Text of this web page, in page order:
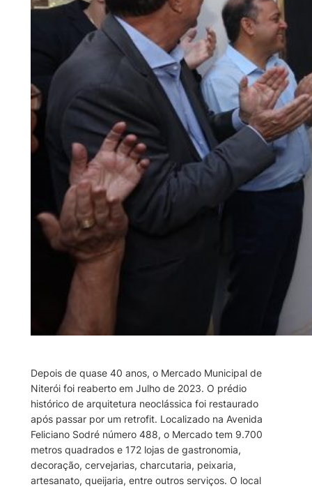
Depois de quase 40 anos, o Mercado Municipal de
Niterói foi reaberto em Julho de 2023. O prédio
histórico de arquitetura neoclássica foi restaurado
após passar por um retrofit. Localizado na Avenida
Feliciano Sodré número 488, o Mercado tem 9.700
metros quadrados e 172 lojas de gastronomia,
decoração, cervejarias, charcutaria, peixaria,
artesanato, queijaria, entre outros serviços. O local